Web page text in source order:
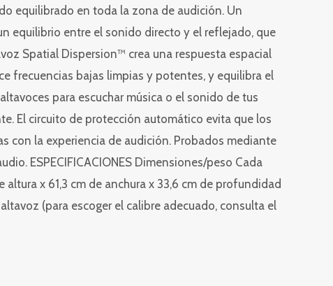
equilibrado en toda la zona de audición. Un
equilibrio entre el sonido directo y el reflejado, que
Spatial Dispersion™ crea una respuesta espacial
frecuencias bajas limpias y potentes, y equilibra el
para escuchar música o el sonido de tus
El circuito de protección automático evita que los
con la experiencia de audición. Probados mediante
ESPECIFICACIONES Dimensiones/peso Cada
x 61,3 cm de anchura x 33,6 cm de profundidad
(para escoger el calibre adecuado, consulta el